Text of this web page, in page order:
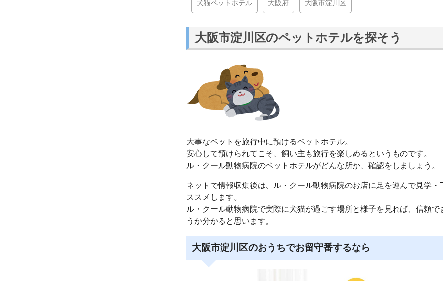
犬猫ペットホテル 大阪府 大阪市淀川区
大阪市淀川区のペットホテルを探そう
大事なペットを旅行中に預けるペットホテル。
安心して預けられてこそ、飼い主も旅行を楽しめるというものです。
ル・クール動物病院のペットホテルがどんな所か、確認をしましょう。
ネットで情報収集後は、ル・クール動物病院のお店に足を運んで見学・
ススメします。
ル・クール動物病院で実際に犬猫が過ごす場所と様子を見れば、信頼で
うか分かると思います。
大阪市淀川区のおうちでお留守番するなら